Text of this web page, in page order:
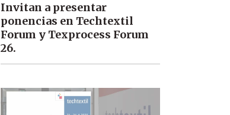
Invitan a presentar
ponencias en Techtextil
Forum y Texprocess Forum
26.